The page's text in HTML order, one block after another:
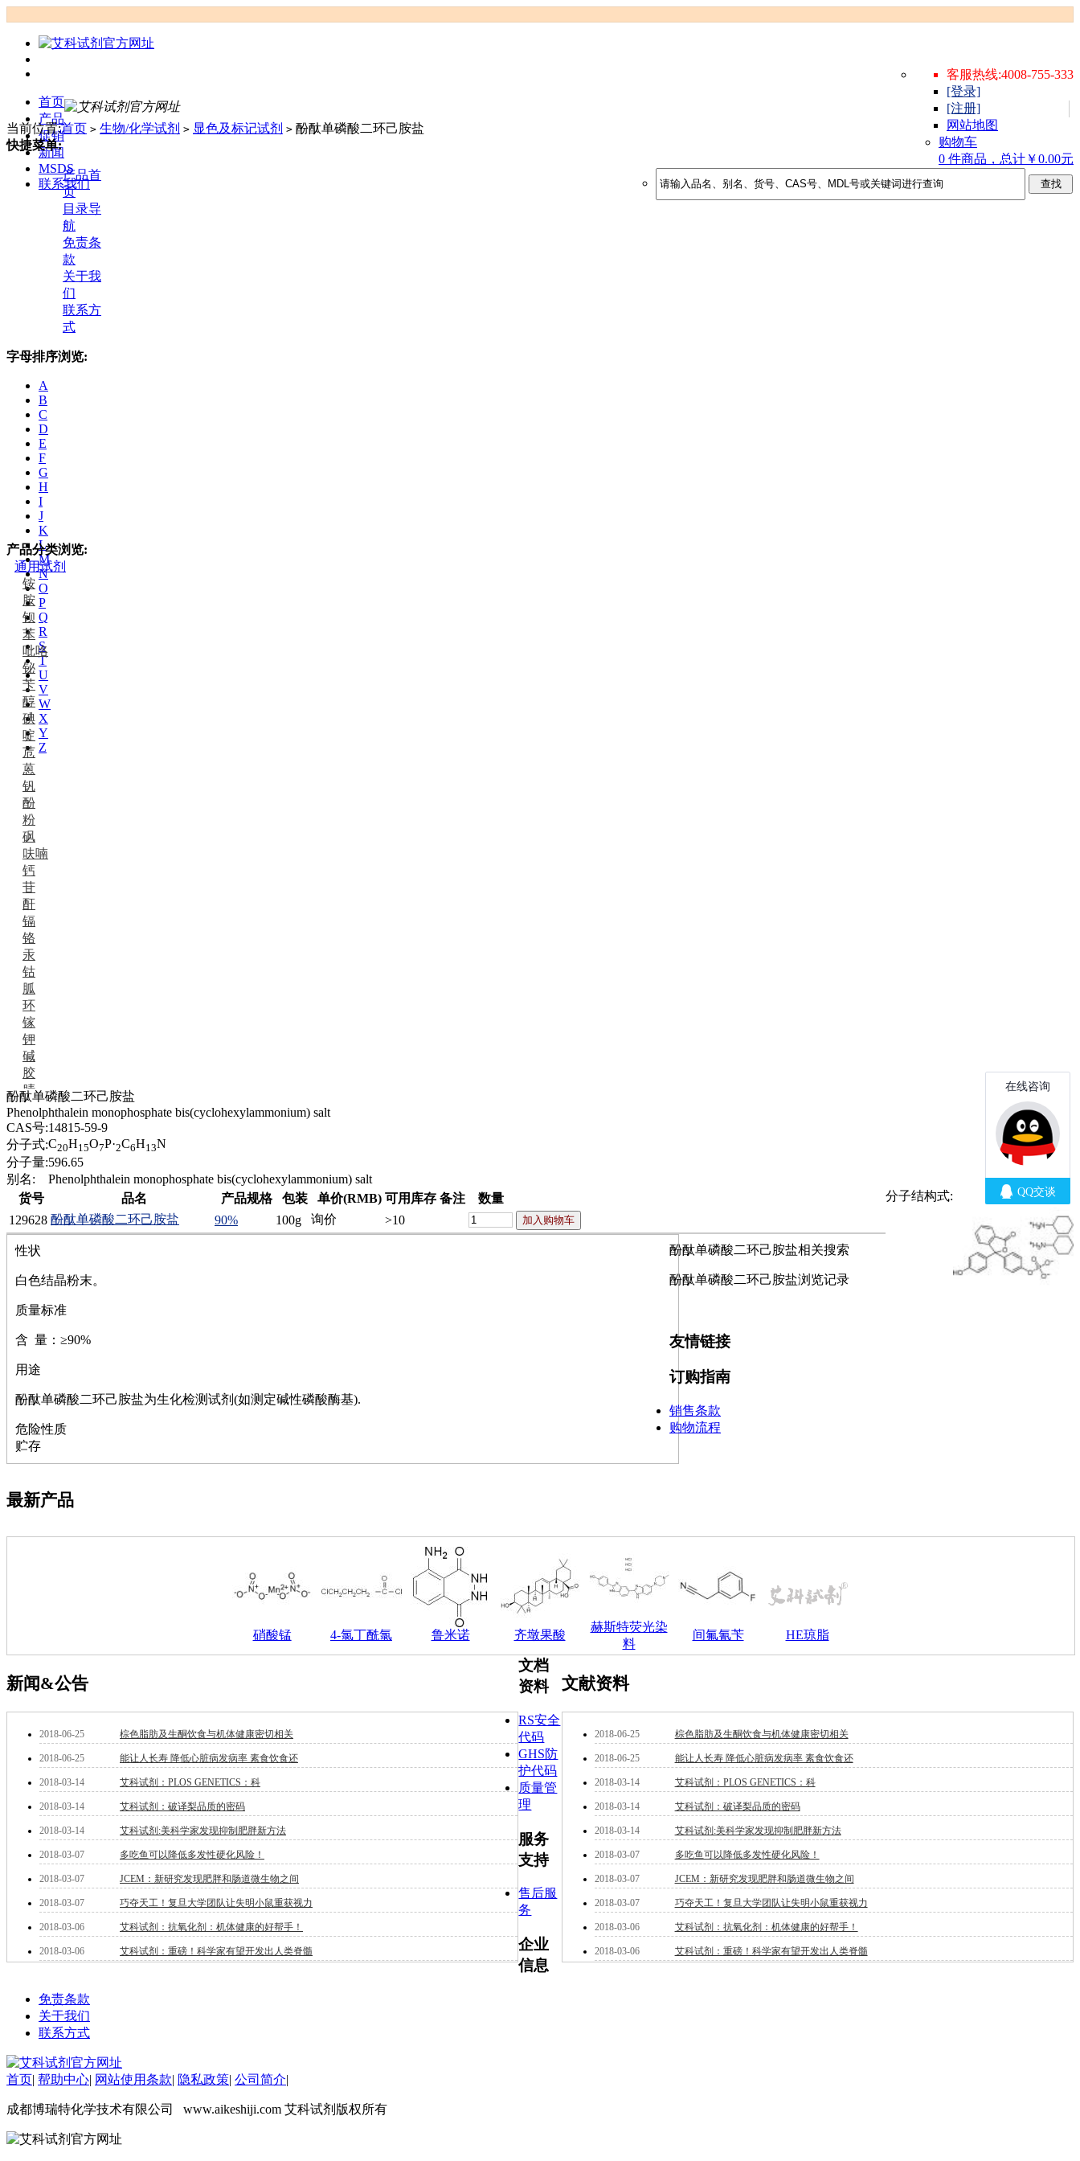
客服热线:4008-755-333
[登录]
[注册]
网站地图
购物车
0 件商品，总计￥0.00元
首页
产品
促销
新闻
MSDS
联系我们
当前位置:首页 > 生物/化学试剂 > 显色及标记试剂 > 酚酞单磷酸二环己胺盐
快捷菜单:
产品首
页
目录导
航
免责条
款
关于我
们
联系方
式
字母排序浏览:
A
B
C
D
E
F
G
H
I
J
K
L
M
N
O
P
Q
R
S
T
U
V
W
X
Y
Z
产品分类浏览:
通用试剂
铵
胺
钡
苯
吡咯
铋
苄
醇
碘
啶
苊
蒽
钒
酚
粉
砜
呋喃
钙
苷
酐
镉
铬
汞
钴
胍
环
镓
钾
碱
胶
腈
精
肼
醌
蜡
锂
啉
磷
膦
硫
铝
氯
锰
酰氯
醚
脒
钠
钼
萘
铌
镍
宁
砷
试纸
锶
素
酸
碳
铁
铜
烷
温
芴
烯
硒
锌
溴
盐
吲哚
油
酚酞单磷酸二环己胺盐
Phenolphthalein monophosphate bis(cyclohexylammonium) salt
CAS号:14815-59-9
分子式:C20H15O7P·2C6H13N
分子量:596.65
别名:
Phenolphthalein monophosphate bis(cyclohexylammonium) salt
分子结构式:
货号 品名 产品规格 包装 单价(RMB) 可用库存 备注
数量
129628 酚酞单磷酸二环己胺盐 90% 100g 询价 >10
性状
白色结晶粉末。
质量标准
含 量：≥90%
用途
酚酞单磷酸二环己胺盐为生化检测试剂(如测定碱性磷酸酶基).
危险性质
贮存
酚酞单磷酸二环己胺盐相关搜索
酚酞单磷酸二环己胺盐浏览记录
最新产品
硝酸锰 4-氯丁酰氯 鲁米诺 齐墩果酸
赫斯特荧光染
料
间氟氰苄 HE琼脂
新闻&公告
2018-06-25 棕色脂肪及生酮饮食与机体健康密切相关
2018-06-25 能让人长寿 降低心脏病发病率 素食饮食还
2018-03-14 艾科试剂：PLOS GENETICS：科
2018-03-14 艾科试剂：破译梨品质的密码
2018-03-14 艾科试剂:美科学家发现抑制肥胖新方法
2018-03-07 多吃鱼可以降低多发性硬化风险！
2018-03-07 JCEM：新研究发现肥胖和肠道微生物之间
2018-03-07 巧夺天工！复旦大学团队让失明小鼠重获视力
2018-03-06 艾科试剂：抗氧化剂：机体健康的好帮手！
2018-03-06 艾科试剂：重磅！科学家有望开发出人类脊髓
文献资料
2018-06-25 棕色脂肪及生酮饮食与机体健康密切相关
2018-06-25 能让人长寿 降低心脏病发病率 素食饮食还
2018-03-14 艾科试剂：PLOS GENETICS：科
2018-03-14 艾科试剂：破译梨品质的密码
2018-03-14 艾科试剂:美科学家发现抑制肥胖新方法
2018-03-07 多吃鱼可以降低多发性硬化风险！
2018-03-07 JCEM：新研究发现肥胖和肠道微生物之间
2018-03-07 巧夺天工！复旦大学团队让失明小鼠重获视力
2018-03-06 艾科试剂：抗氧化剂：机体健康的好帮手！
2018-03-06 艾科试剂：重磅！科学家有望开发出人类脊髓
友情链接
订购指南
销售条款
购物流程
文档
资料
RS安全
代码
GHS防
护代码
质量管
理
服务
支持
售后服
务
企业
信息
免责条款
关于我们
联系方式
首页| 帮助中心| 网站使用条款| 隐私政策| 公司简介|
成都博瑞特化学技术有限公司 www.aikeshiji.com 艾科试剂版权所有